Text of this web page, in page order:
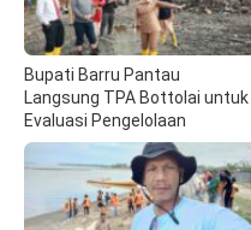
Bupati Barru Pantau
Langsung TPA Bottolai untuk
Evaluasi Pengelolaan